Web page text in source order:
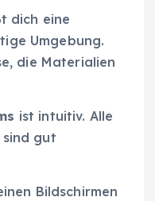
dich eine
Umgebung.
die Materialien
ist intuitiv. Alle
gut
Bildschirmen